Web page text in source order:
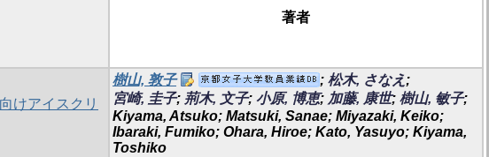
著者
けアイスクリ
樹山, 敦子 ; 松木, さなえ;
宮崎, 圭子; 荊木, 文子; 小原, 博恵; 加藤, 康世; 樹山, 敏子;
Kiyama, Atsuko; Matsuki, Sanae; Miyazaki, Keiko;
Ibaraki, Fumiko; Ohara, Hiroe; Kato, Yasuyo; Kiyama,
Toshiko